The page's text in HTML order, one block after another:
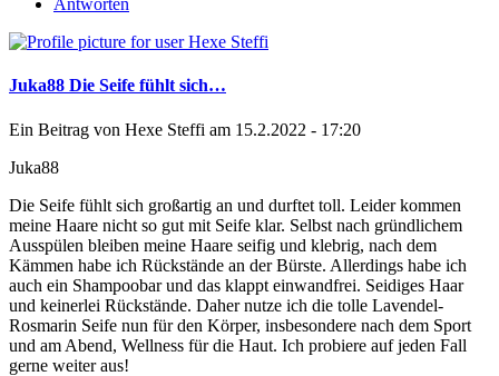
Antworten
Juka88 Die Seife fühlt sich…
Ein Beitrag von Hexe Steffi am 15.2.2022 - 17:20
Juka88
Die Seife fühlt sich großartig an und durftet toll. Leider kommen
meine Haare nicht so gut mit Seife klar. Selbst nach gründlichem
Ausspülen bleiben meine Haare seifig und klebrig, nach dem
Kämmen habe ich Rückstände an der Bürste. Allerdings habe ich
auch ein Shampoobar und das klappt einwandfrei. Seidiges Haar
und keinerlei Rückstände. Daher nutze ich die tolle Lavendel-
Rosmarin Seife nun für den Körper, insbesondere nach dem Sport
und am Abend, Wellness für die Haut. Ich probiere auf jeden Fall
gerne weiter aus!